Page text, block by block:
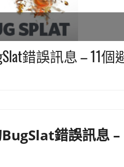
錯誤訊息 – 11
錯誤訊息 –